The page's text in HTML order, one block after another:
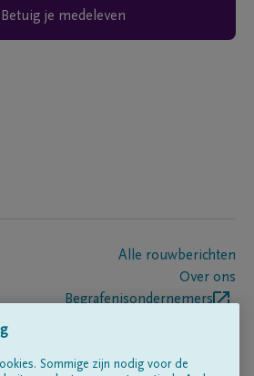
Betuig je medeleven
Alle rouwberichten
Over ons
Begrafenisondernemers
Sommige zijn nodig voor de